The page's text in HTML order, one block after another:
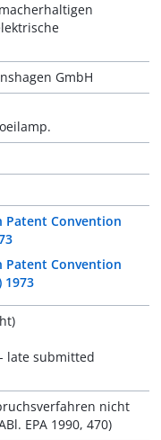
GmbH
Patent Convention
Patent Convention
1973
late submitted
nicht
EPA 1990, 470)